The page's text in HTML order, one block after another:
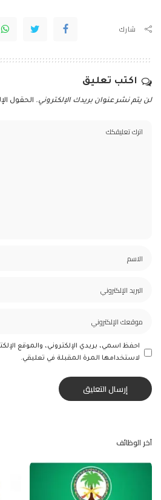
شارك
اكتب تعليق
لن يتم نشر عنوان بريدك الإلكتروني. الحقول
احفظ اسمي، بريدي الإلكتروني، والموقع
لاستخدامها المرة المقبلة في تعليقي.
آخر الوظائف